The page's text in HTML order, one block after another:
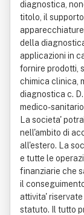
diagnostica,
titolo, il
della
applicazioni in
fornire prodotti,
chimica clinica,
diagnostica c.
medico-
La societa'
nell'ambito di
all'estero. La
e tutte le
finanziarie che
il
attivita'
statuto. Il tutto